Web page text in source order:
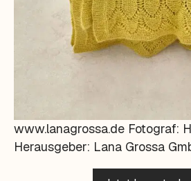
www.lanagrossa.de Fotograf:
Herausgeber: Lana Grossa